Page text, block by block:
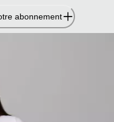
abonnement